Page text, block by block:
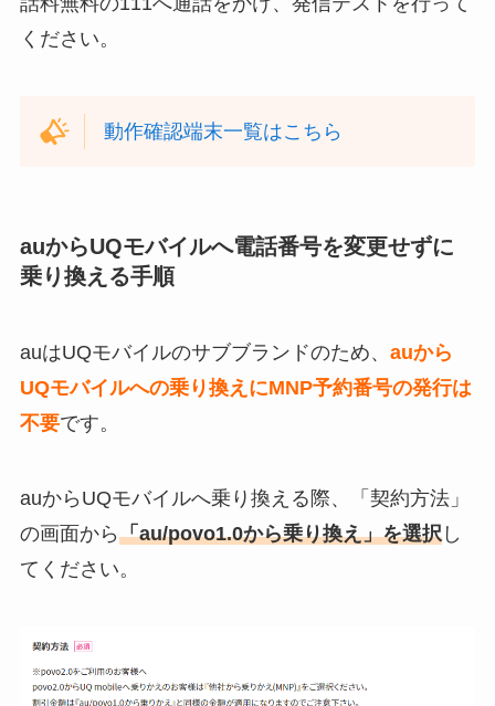
ください。
動作確認端末一覧はこちら
auからUQモバイルへ電話番号を変更せずに
乗り換える手順
auはUQモバイルのサブブランドのため、 auから
UQモバイルへの乗り換えにMNP予約番号の発行は
不要です。
auからUQモバイルへ乗り換える際、「契約方法」
の画面から「au/povo1.0から乗り換え」を選択し
てください。